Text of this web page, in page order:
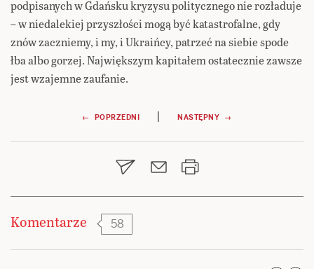
podpisanych w Gdańsku kryzysu politycznego nie rozładuje
– w niedalekiej przyszłości mogą być katastrofalne, gdy
znów zaczniemy, i my, i Ukraińcy, patrzeć na siebie spode
łba albo gorzej. Największym kapitałem ostatecznie zawsze
jest wzajemne zaufanie.
Nawigacja
wpisu
← POPRZEDNI | NASTĘPNY →
Komentarze 58